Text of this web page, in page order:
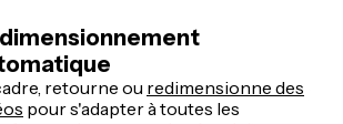
retourne ou redimensionne des
pour s'adapter à toutes les